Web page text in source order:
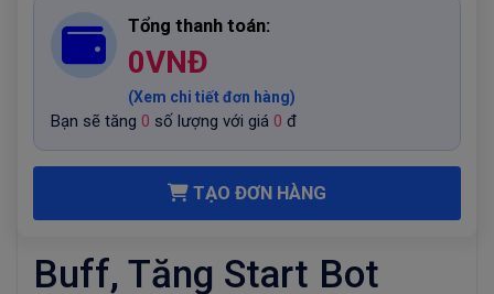
Tổng thanh toán:
0VNĐ
(Xem chi tiết đơn hàng)
Bạn sẽ tăng 0 số lượng với giá 0 đ
TẠO ĐƠN HÀNG
Buff, Tăng Start Bot